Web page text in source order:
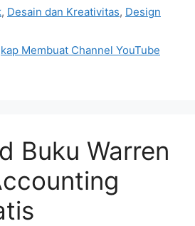
, Desain dan Kreativitas, Design
Membuat Channel YouTube
Buku Warren